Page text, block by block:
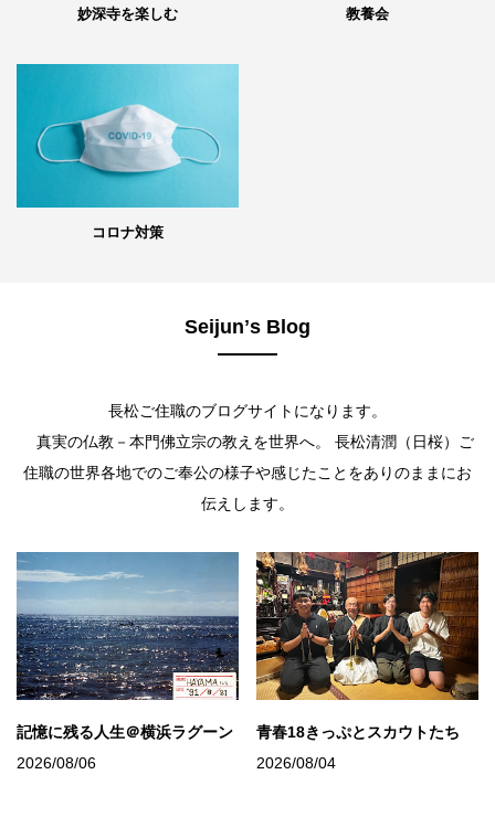
妙深寺を楽しむ 教養会
コロナ対策
Seijunʼs Blog
長松ご住職のブログサイトになります。
真実の仏教－本門佛立宗の教えを世界へ。 長松清潤（日桜）ご
住職の世界各地でのご奉公の様子や感じたことをありのままにお
伝えします。
記憶に残る人生＠横浜ラグーン
2026/08/06
青春18きっぷとスカウトたち
2026/08/04